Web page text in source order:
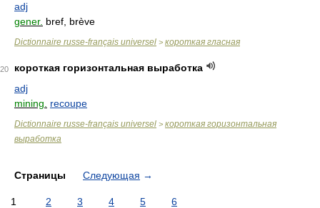
adj
gener. bref, brève
Dictionnaire russe-français universel > короткая гласная
20
короткая горизонтальная выработка
adj
mining.
recoupe
Dictionnaire russe-français universel > короткая горизонтальная
выработка
Страницы Следующая →
1 2 3 4 5 6